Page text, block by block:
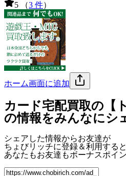
5 （3 件）
ホーム画面に追加
カード宅配買取の【
の情報をみんなにシ
シェアした情報からお友達が
ちょびリッチに登録＆利用すると
あなたもお友達もボーナスポイ